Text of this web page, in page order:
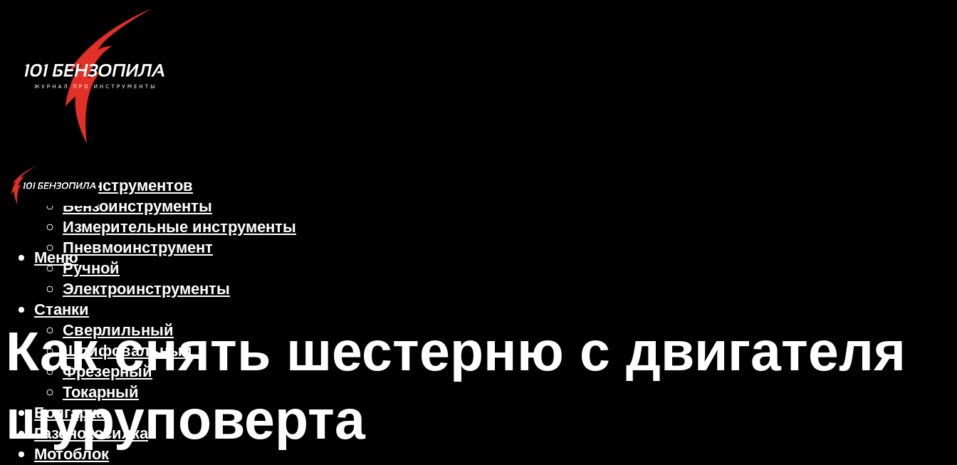
Виды инструментов
Бензоинструменты
Измерительные инструменты
Пневмоинструмент
Ручной
Электроинструменты
Станки
Сверлильный
Шлифовальный
Фрезерный
Токарный
Болгарка
Газонокосилка
Мотоблок
Меню
Как снять шестерню с двигателя
шуруповерта